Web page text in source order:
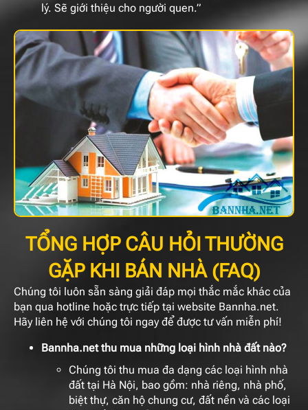
lý. Sẽ giới thiệu cho người quen.”
TỔNG HỢP CÂU HỎI THƯỜNG
GẶP KHI BÁN NHÀ (FAQ)
Chúng tôi luôn sẵn sàng giải đáp mọi thắc mắc khác của
bạn qua hotline hoặc trực tiếp tại website Bannha.net.
Hãy liên hệ với chúng tôi ngay để được tư vấn miễn phí!
Bannha.net thu mua những loại hình nhà đất nào?
Chúng tôi thu mua đa dạng các loại hình nhà
đất tại Hà Nội, bao gồm: nhà riêng, nhà phố,
biệt thự, căn hộ chung cư, đất nền và các loại